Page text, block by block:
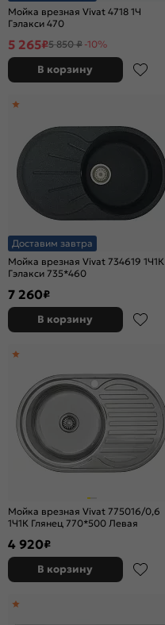
Мойка врезная Vivat 4718 1Ч
Гэлакси 470
5 265₽5 850 ₽ -10%
В корзину
Доставим завтра
Мойка врезная Vivat 734619 1Ч1К
Гэлакси 735*460
7 260₽
В корзину
Мойка врезная Vivat 775016/0,6
1Ч1К Глянец 770*500 Левая
4 920₽
В корзину